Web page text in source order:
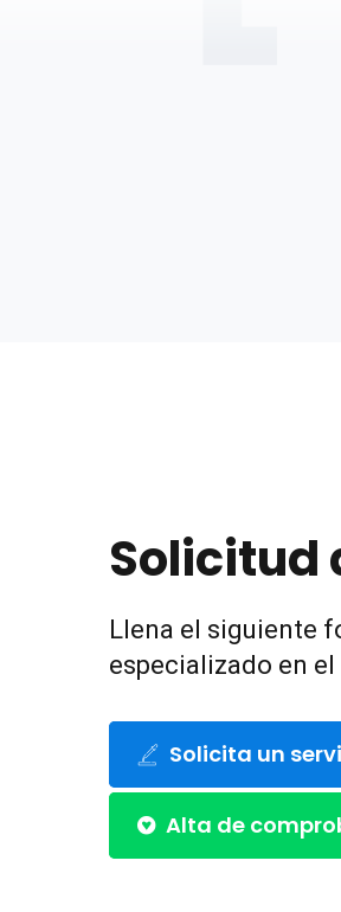
Solicitud
Llena el siguiente
especializado en el
Solicita un
Alta de